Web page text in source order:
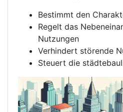
Bestimmt den
Regelt das
Nutzungen
Verhindert störende
Steuert die